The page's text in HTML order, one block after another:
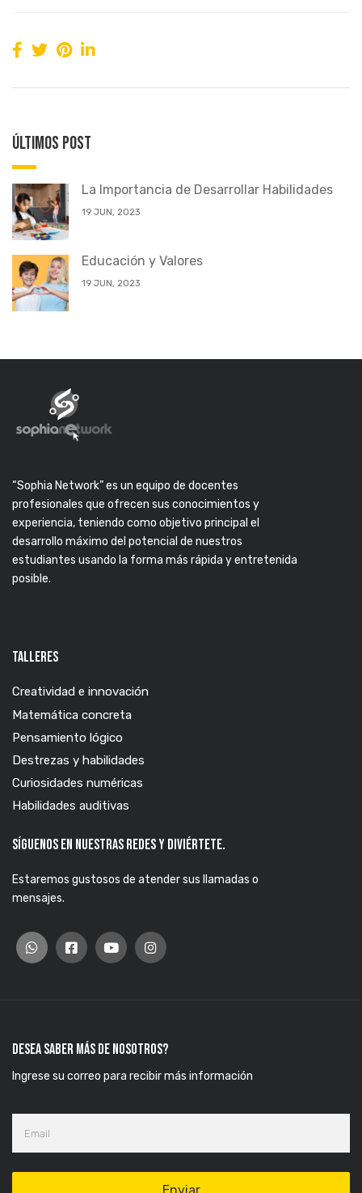
Últimos POST
La Importancia de Desarrollar Habilidades
19 JUN, 2023
Educación y Valores
19 JUN, 2023
“Sophia Network” es un equipo de docentes
profesionales que ofrecen sus conocimientos y
experiencia, teniendo como objetivo principal el
desarrollo máximo del potencial de nuestros
estudiantes usando la forma más rápida y entretenida
posible.
TALLERES
Creatividad e innovación
Matemática concreta
Pensamiento lógico
Destrezas y habilidades
Curiosidades numéricas
Habilidades auditivas
Síguenos en nuestras redes y diviértete.
Estaremos gustosos de atender sus llamadas o
mensajes.
Desea saber más de nosotros?
Ingrese su correo para recibir más información